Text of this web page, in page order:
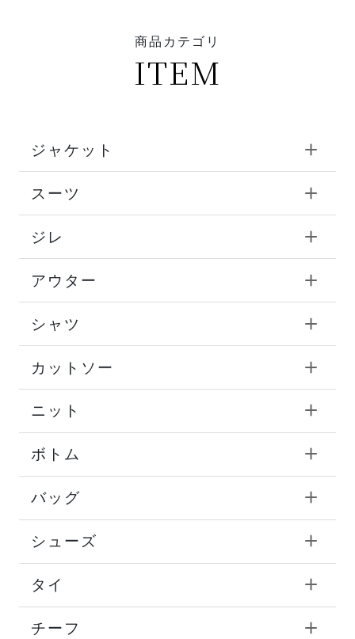
商品カテゴリ
ITEM
ジャケット
スーツ
ジレ
アウター
シャツ
カットソー
ニット
ボトム
バッグ
シューズ
タイ
チーフ